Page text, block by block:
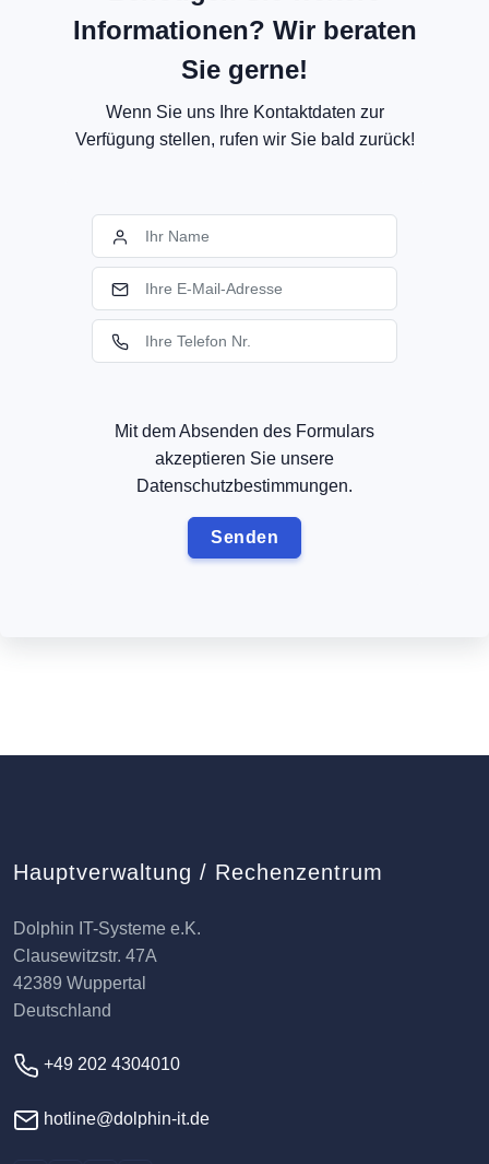
Informationen? Wir beraten
Sie gerne!
Wenn Sie uns Ihre Kontaktdaten zur
Verfügung stellen, rufen wir Sie bald zurück!
Mit dem Absenden des Formulars
akzeptieren Sie unsere
Datenschutzbestimmungen.
Hauptverwaltung / Rechenzentrum
Dolphin IT-Systeme e.K.
Clausewitzstr. 47A
42389 Wuppertal
Deutschland
+49 202 4304010
hotline@dolphin-it.de